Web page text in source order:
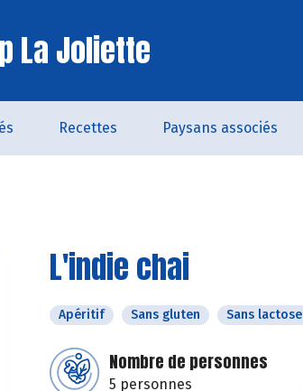
La Joliette
Recettes Paysans associés
L'indie chai
Apéritif Sans gluten Sans lactose
Nombre de personnes
5 personnes